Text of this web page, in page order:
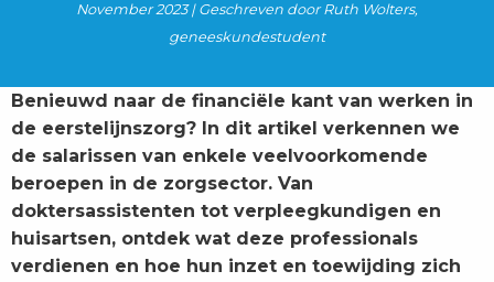
November 2023 | Geschreven door Ruth Wolters,
geneeskundestudent
Benieuwd naar de financiële kant van werken in
de eerstelijnszorg? In dit artikel verkennen we
de salarissen van enkele veelvoorkomende
beroepen in de zorgsector. Van
doktersassistenten tot verpleegkundigen en
huisartsen, ontdek wat deze professionals
verdienen en hoe hun inzet en toewijding zich